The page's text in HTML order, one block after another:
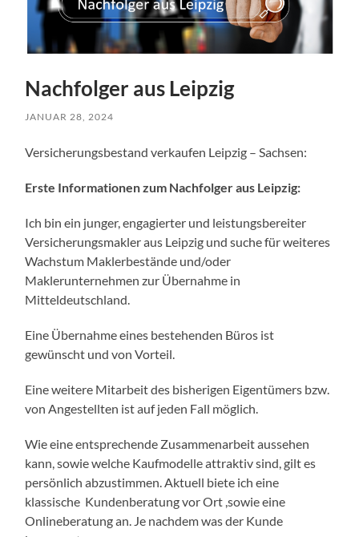
Nachfolger aus Leipzig
JANUAR 28, 2024
Versicherungsbestand verkaufen Leipzig – Sachsen:
Erste Informationen zum Nachfolger aus Leipzig:
Ich bin ein junger, engagierter und leistungsbereiter
Versicherungsmakler aus Leipzig und suche für weiteres
Wachstum Maklerbestände und/oder
Maklerunternehmen zur Übernahme in
Mitteldeutschland.
Eine Übernahme eines bestehenden Büros ist
gewünscht und von Vorteil.
Eine weitere Mitarbeit des bisherigen Eigentümers bzw.
von Angestellten ist auf jeden Fall möglich.
Wie eine entsprechende Zusammenarbeit aussehen
kann, sowie welche Kaufmodelle attraktiv sind, gilt es
persönlich abzustimmen. Aktuell biete ich eine
klassische Kundenberatung vor Ort ,sowie eine
Onlineberatung an. Je nachdem was der Kunde